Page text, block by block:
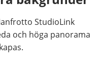
StudioLink
och höga panorama